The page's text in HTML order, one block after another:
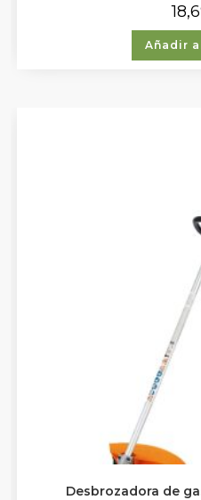
Añadir
Desbrozadora de